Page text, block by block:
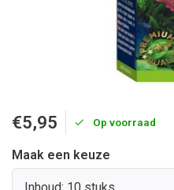
€5,95 Op voorraad
Maak een keuze